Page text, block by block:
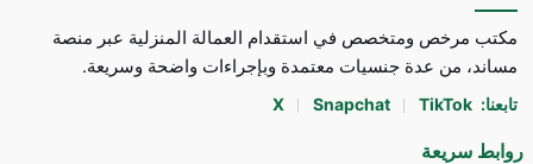
مكتب مرخص ومتخصص في استقدام العمالة المنزلية عبر منصة
مساند، من عدة جنسيات معتمدة وبإجراءات واضحة وسريعة.
تابعنا: X Snapchat TikTok
روابط سريعة